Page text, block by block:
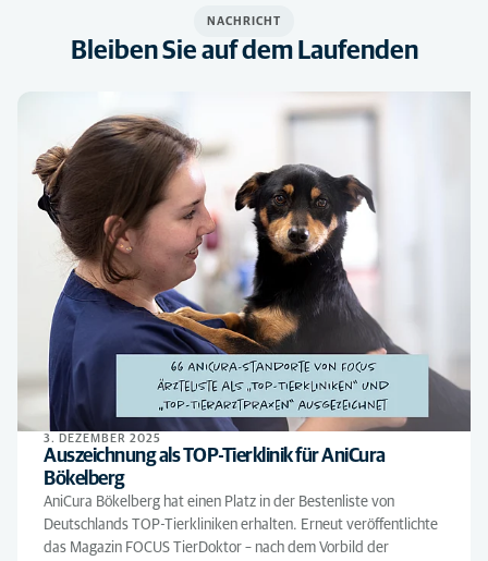
NACHRICHT
Bleiben Sie auf dem Laufenden
3. DEZEMBER 2025
Auszeichnung als TOP-Tierklinik für AniCura
Bökelberg
AniCura Bökelberg hat einen Platz in der Bestenliste von
Deutschlands TOP-Tierkliniken erhalten. Erneut veröffentlichte
das Magazin FOCUS TierDoktor – nach dem Vorbild der